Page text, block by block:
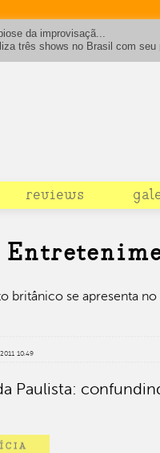
da improvisaçã...
três shows no Brasil com seu
reviews
britânico se apresenta no
10:49
Paulista: